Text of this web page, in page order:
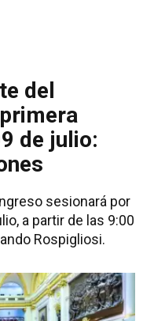
del
de julio:
sesionará por
a partir de las 9:00
Rospigliosi.